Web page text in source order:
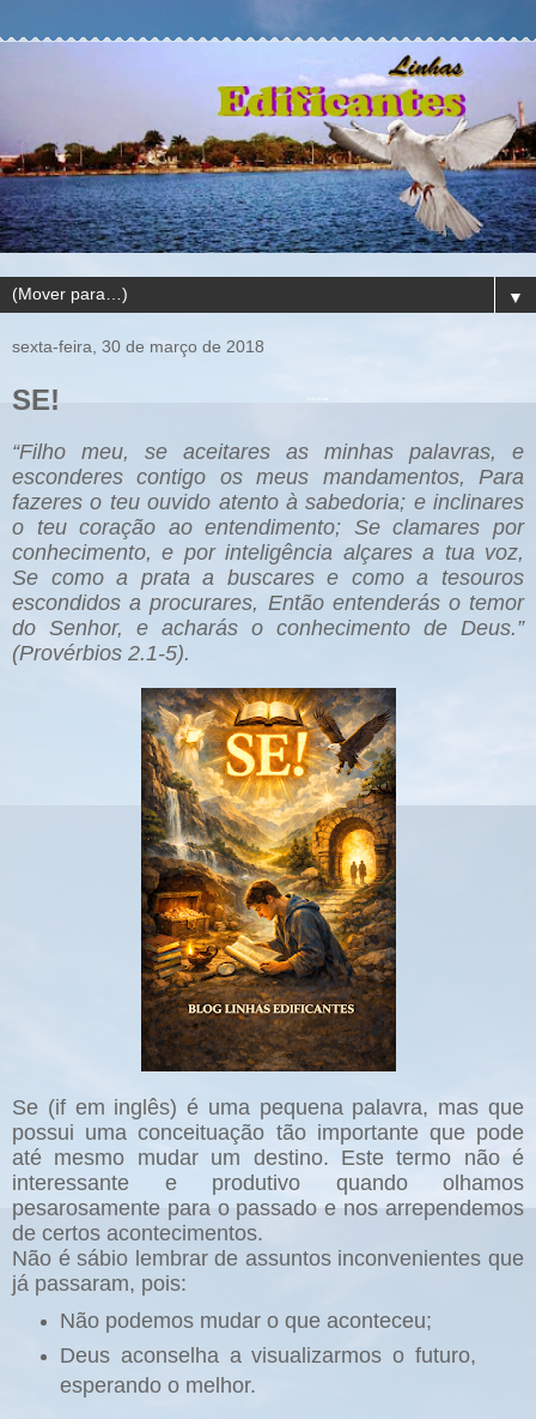
▼
sexta-feira, 30 de março de 2018
SE!
“Filho meu, se aceitares as minhas palavras, e
esconderes contigo os meus mandamentos, Para
fazeres o teu ouvido atento à sabedoria; e inclinares
o teu coração ao entendimento; Se clamares por
conhecimento, e por inteligência alçares a tua voz,
Se como a prata a buscares e como a tesouros
escondidos a procurares, Então entenderás o temor
do Senhor, e acharás o conhecimento de Deus.”
(Provérbios 2.1-5).
Se (if em inglês) é uma pequena palavra, mas que
possui uma conceituação tão importante que pode
até mesmo mudar um destino. Este termo não é
interessante e produtivo quando olhamos
pesarosamente para o passado e nos arrependemos
de certos acontecimentos.
Não é sábio lembrar de assuntos inconvenientes que
já passaram, pois:
Não podemos mudar o que aconteceu;
Deus aconselha a visualizarmos o futuro,
esperando o melhor.